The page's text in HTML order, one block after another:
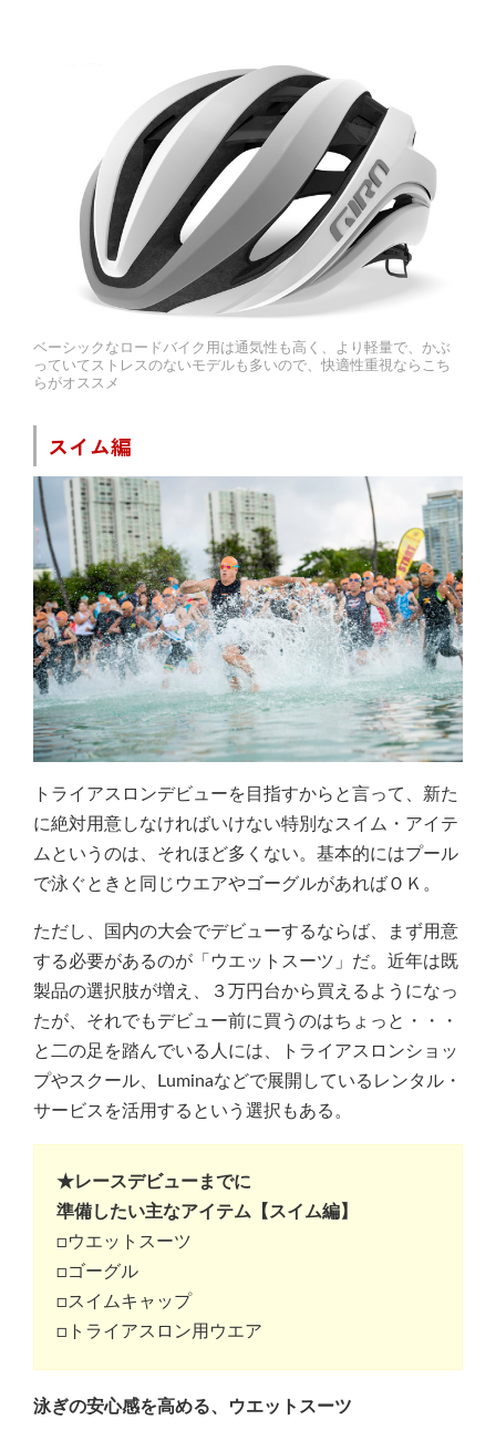
ベーシックなロードバイク用は通気性も高く、より軽量で、かぶ
っていてストレスのないモデルも多いので、快適性重視ならこち
らがオススメ
スイム編
トライアスロンデビューを目指すからと言って、新た
に絶対用意しなければいけない特別なスイム・アイテ
ムというのは、それほど多くない。基本的にはプール
で泳ぐときと同じウエアやゴーグルがあればＯＫ。
ただし、国内の大会でデビューするならば、まず用意
する必要があるのが「ウエットスーツ」だ。近年は既
製品の選択肢が増え、３万円台から買えるようになっ
たが、それでもデビュー前に買うのはちょっと・・・
と二の足を踏んでいる人には、トライアスロンショッ
プやスクール、Luminaなどで展開しているレンタル・
サービスを活用するという選択もある。
★レースデビューまでに
準備したい主なアイテム【スイム編】
□ウエットスーツ
□ゴーグル
□スイムキャップ
□トライアスロン用ウエア
泳ぎの安心感を高める、ウエットスーツ